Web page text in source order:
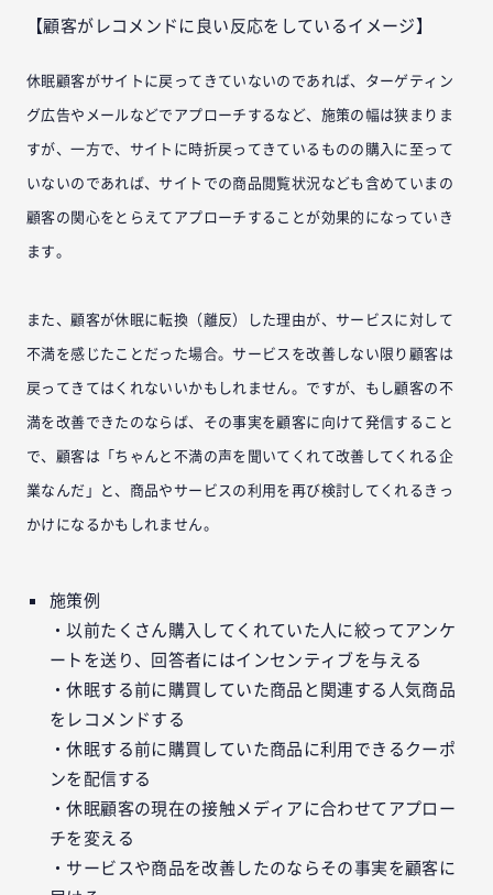
【顧客がレコメンドに良い反応をしているイメージ】
休眠顧客がサイトに戻ってきていないのであれば、ターゲティン
グ広告やメールなどでアプローチするなど、施策の幅は狭まりま
すが、一方で、サイトに時折戻ってきているものの購入に至って
いないのであれば、サイトでの商品閲覧状況なども含めていまの
顧客の関心をとらえてアプローチすることが効果的になっていき
ます。
また、顧客が休眠に転換（離反）した理由が、サービスに対して
不満を感じたことだった場合。サービスを改善しない限り顧客は
戻ってきてはくれないいかもしれません。ですが、もし顧客の不
満を改善できたのならば、その事実を顧客に向けて発信すること
で、顧客は「ちゃんと不満の声を聞いてくれて改善してくれる企
業なんだ」と、商品やサービスの利用を再び検討してくれるきっ
かけになるかもしれません。
施策例
・以前たくさん購入してくれていた人に絞ってアンケ
ートを送り、回答者にはインセンティブを与える
・休眠する前に購買していた商品と関連する人気商品
をレコメンドする
・休眠する前に購買していた商品に利用できるクーポ
ンを配信する
・休眠顧客の現在の接触メディアに合わせてアプロー
チを変える
・サービスや商品を改善したのならその事実を顧客に